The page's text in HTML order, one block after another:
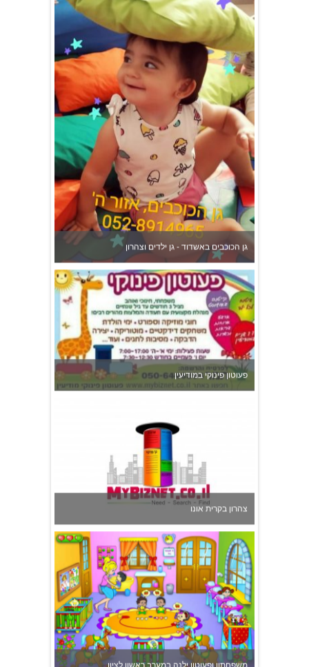
גן הכוכבים באשדוד - גן ילדים וצהרון
פעוטון פינוקי במודיעין
משפחתון ופעוטון ילנה במערב ראשון לציון